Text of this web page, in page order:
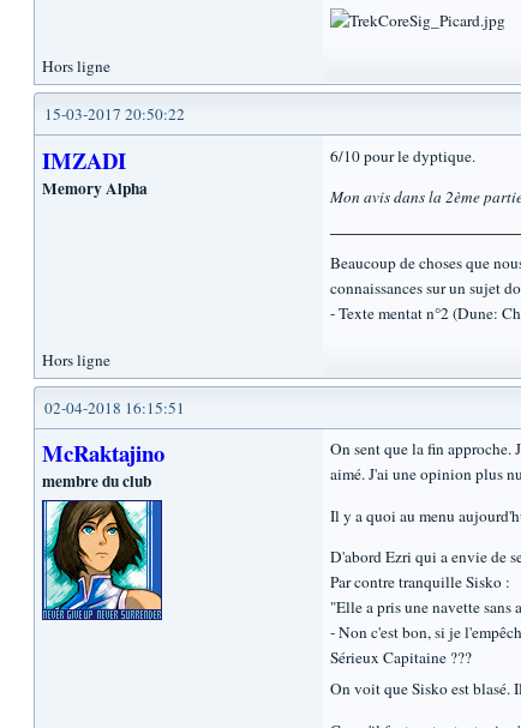
Hors ligne
15-03-2017 20:50:22
IMZADI
Memory Alpha
6/10 pour le dyptique.
Mon avis dans la 2ème
Beaucoup de choses que
connaissances sur un sujet
- Texte mentat n°2 (Dune:
Hors ligne
02-04-2018 16:15:51
McRaktajino
membre du club
On sent que la fin approche.
aimé. J'ai une opinion plus
Il y a quoi au menu
D'abord Ezri qui a envie de
Par contre tranquille Sisko :
"Elle a pris une navette
- Non c'est bon, si je
Sérieux Capitaine ???
On voit que Sisko est blasé.